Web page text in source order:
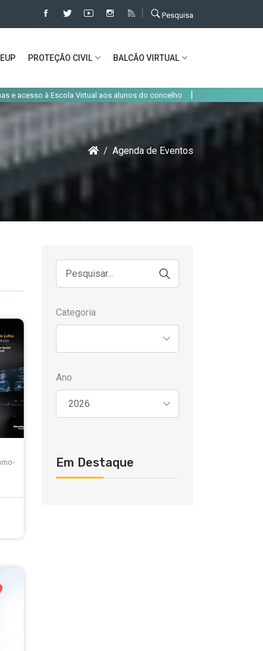
Pesquisa
PROTEÇÃO CIVIL BALCÃO VIRTUAL
Virtual aos alunos do concelho | Alteração de trânsito em Alcochete
Agenda de Eventos
Categoria
Ano
Em Destaque